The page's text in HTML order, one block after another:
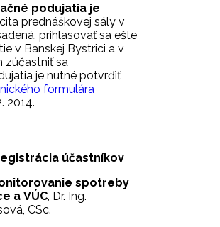
podujatia je
prednáškovej sály v
prihlasovať sa ešte
v Banskej Bystrici a v
zúčastniť sa
je nutné potvrďiť
formulára
2014.
účastníkov
spotreby
a VÚC, Dr. Ing.
CSc.